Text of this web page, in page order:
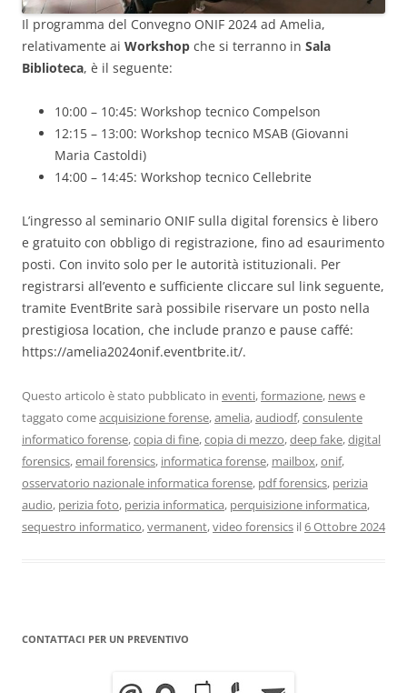
Il programma del Convegno ONIF 2024 ad Amelia,
relativamente ai Workshop che si terranno in Sala
Biblioteca, è il seguente:
10:00 – 10:45: Workshop tecnico Compelson
12:15 – 13:00: Workshop tecnico MSAB (Giovanni
Maria Castoldi)
14:00 – 14:45: Workshop tecnico Cellebrite
L’ingresso al seminario ONIF sulla digital forensics è libero
e gratuito con obbligo di registrazione, fino ad esaurimento
posti. Con invito solo per le autorità istituzionali. Per
registrarsi all’evento e sufficiente cliccare sul link seguente,
tramite EventBrite sarà possibile riservare un posto nella
prestigiosa location, che include pranzo e pause caffé:
https://amelia2024onif.eventbrite.it/.
Questo articolo è stato pubblicato in eventi,formazione, newse
taggato comeacquisizione forense,amelia,audiodf,consulente
informatico forense,copia di fine,copia di mezzo,deep fake,digital
forensics,email forensics, informatica forense, mailbox,onif,
osservatorio nazionale informatica forense, pdf forensics, perizia
audio, perizia foto, perizia informatica, perquisizione informatica,
sequestro informatico,vermanent,video forensics il6 Ottobre 2024
CONTATTACI PER UN PREVENTIVO